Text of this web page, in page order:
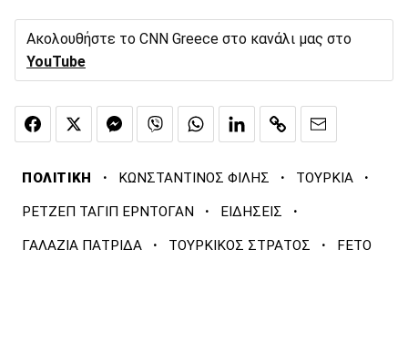
Ακολουθήστε το CNN Greece στο κανάλι μας στο
YouTube
ΠΟΛΙΤΙΚΗ · ΚΩΝΣΤΑΝΤΙΝΟΣ ΦΙΛΗΣ · ΤΟΥΡΚΙΑ ·
ΡΕΤΖΕΠ ΤΑΓΙΠ ΕΡΝΤΟΓΑΝ · ΕΙΔΗΣΕΙΣ ·
ΓΑΛΑΖΙΑ ΠΑΤΡΙΔΑ · ΤΟΥΡΚΙΚΟΣ ΣΤΡΑΤΟΣ · FETO